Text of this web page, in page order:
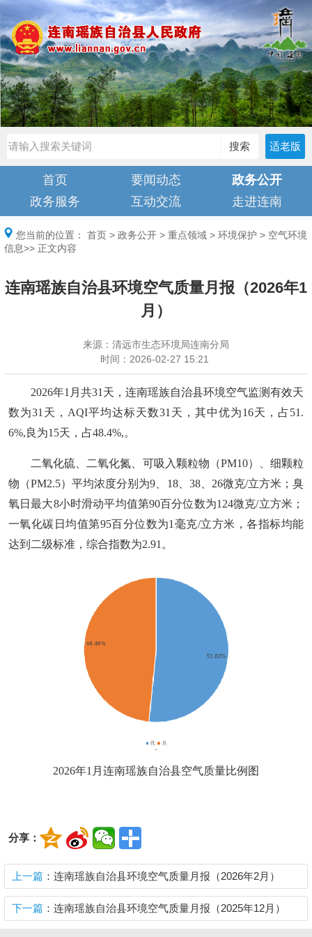
搜索 适老版
首页 要闻动态
政务公开
政务服务
互动交流 走进连南
您当前的位置： 首页 > 政务公开 > 重点领域 > 环境保护 > 空气环境
信息>> 正文内容
连南瑶族自治县环境空气质量月报（2026年1
月）
来源：清远市生态环境局连南分局
时间： 2026-02-27 15:21
2026年1 月共31 天，连南瑶族自治县环境空气监测有效天
数为31 天， AQI平均达标天数31 天，其中优为16天，占51.
6%,良为15天，占48.4%,。
二氧化硫、二氧化氮、可吸入颗粒物（PM10）、细颗粒
物（PM2.5）平均浓度分别为9、 18、 38、 26微克/立方米；臭
氧日最大8小时滑动平均值第90百分位数为1 24微克/立方米；
一氧化碳日均值第95百分位数为1毫克/立方米，各指标均能
达到二级标准，综合指数为2.91 。
2026年1 月 连南瑶族自治县空气质量比例图
分享：
上一篇 ：连南瑶族自治县环境空气质量月报（2026年2月）
下一篇 ：连南瑶族自治县环境空气质量月报（2025年12月）